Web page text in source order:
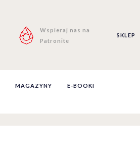
Wspieraj nas na
Patronite
SKLEP
MAGAZYNY
E-BOOKI